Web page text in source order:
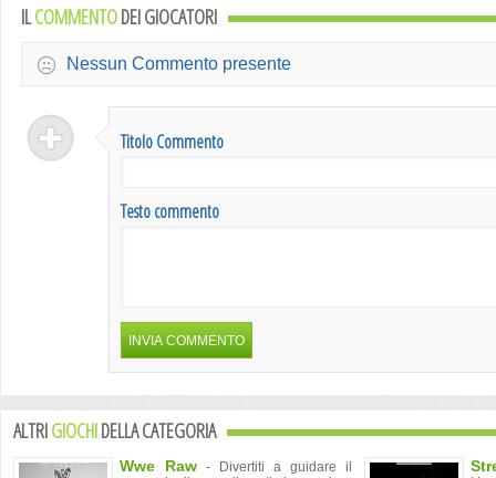
ILCOMMENTODEI GIOCATORI
Nessun Commento presente
Titolo Commento
Testo commento
ALTRIGIOCHIDELLA CATEGORIA
Wwe Raw - Divertiti a guidare il